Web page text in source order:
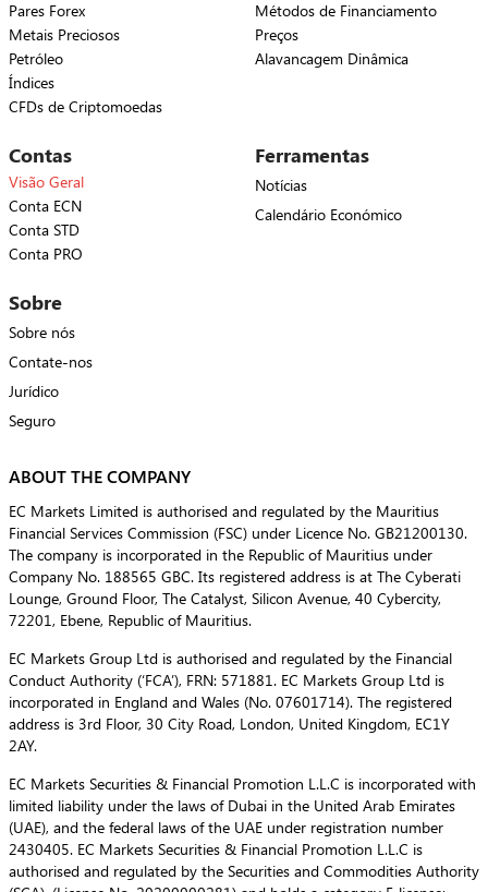
Pares Forex
Metais Preciosos
Petróleo
Índices
CFDs de Criptomoedas
Métodos de Financiamento
Preços
Alavancagem Dinâmica
Contas
Visão Geral
Conta ECN
Conta STD
Conta PRO
Ferramentas
Notícias
Calendário Económico
Sobre
Sobre nós
Contate-nos
Jurídico
Seguro
ABOUT THE COMPANY
EC Markets Limited is authorised and regulated by the Mauritius
Financial Services Commission (FSC) under Licence No. GB21200130.
The company is incorporated in the Republic of Mauritius under
Company No. 188565 GBC. Its registered address is at The Cyberati
Lounge, Ground Floor, The Catalyst, Silicon Avenue, 40 Cybercity,
72201, Ebene, Republic of Mauritius.
EC Markets Group Ltd is authorised and regulated by the Financial
Conduct Authority (‘FCA’), FRN: 571881. EC Markets Group Ltd is
incorporated in England and Wales (No. 07601714). The registered
address is 3rd Floor, 30 City Road, London, United Kingdom, EC1Y
2AY.
EC Markets Securities & Financial Promotion L.L.C is incorporated with
limited liability under the laws of Dubai in the United Arab Emirates
(UAE), and the federal laws of the UAE under registration number
2430405. EC Markets Securities & Financial Promotion L.L.C is
authorised and regulated by the Securities and Commodities Authority